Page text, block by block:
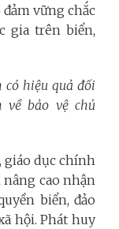
vững chắc
gia trên biển,
có hiệu quả đối
về bảo vệ chủ
giáo dục chính
cao nhận
biển, đảo
hội. Phát huy